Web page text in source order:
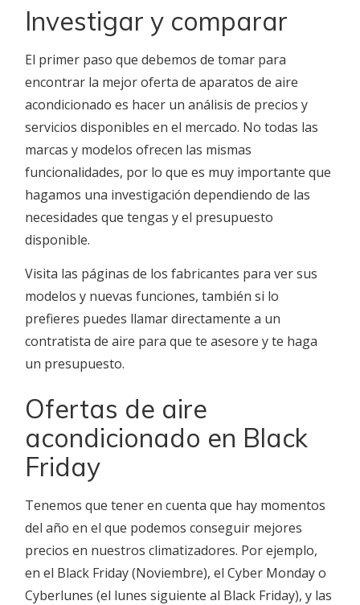
Investigar y comparar
El primer paso que debemos de tomar para
encontrar la mejor oferta de aparatos de aire
acondicionado es hacer un análisis de precios y
servicios disponibles en el mercado. No todas las
marcas y modelos ofrecen las mismas
funcionalidades, por lo que es muy importante que
hagamos una investigación dependiendo de las
necesidades que tengas y el presupuesto
disponible.
Visita las páginas de los fabricantes para ver sus
modelos y nuevas funciones, también si lo
prefieres puedes llamar directamente a un
contratista de aire para que te asesore y te haga
un presupuesto.
Ofertas de aire
acondicionado en Black
Friday
Tenemos que tener en cuenta que hay momentos
del año en el que podemos conseguir mejores
precios en nuestros climatizadores. Por ejemplo,
en el Black Friday (Noviembre), el Cyber Monday o
Cyberlunes (el lunes siguiente al Black Friday), y las